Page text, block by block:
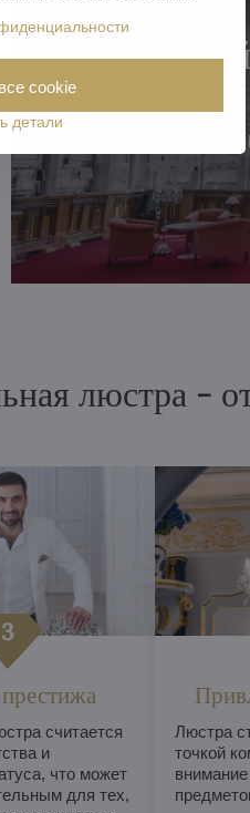
люстра -
считается
и
что может
для тех,
Люстра
точкой
детали
cookie